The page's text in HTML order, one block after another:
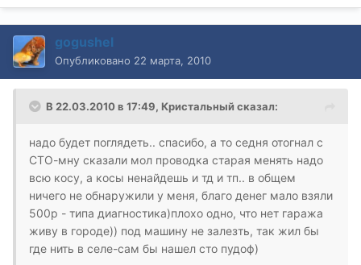
gogushel
Опубликовано 22 марта, 2010
В 22.03.2010 в 17:49, Кристальный сказал:
надо будет поглядеть.. спасибо, а то седня отогнал с
СТО-мну сказали мол проводка старая менять надо
всю косу, а косы ненайдешь и тд и тп.. в общем
ничего не обнаружили у меня, благо денег мало взяли
500р - типа диагностика)плохо одно, что нет гаража
живу в городе)) под машину не залезть, так жил бы
где нить в селе-сам бы нашел сто пудоф)